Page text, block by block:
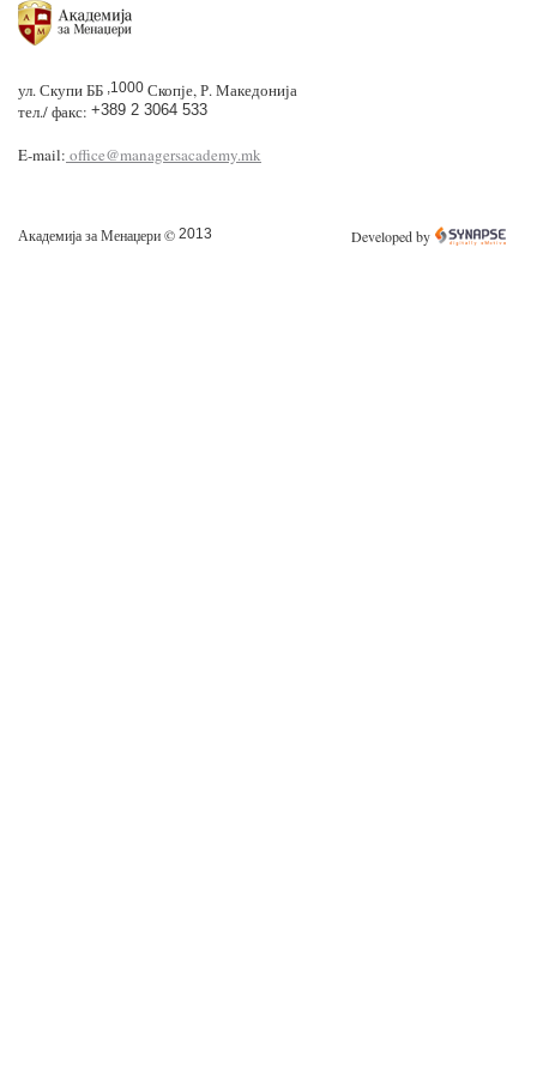
ул. Скупи ББ ,1000 Скопје, Р. Македонија
тел./ факс: +389 2 3064 533
E-mail: office@managersacademy.mk
Академија за Менаџери © 2013 Developed by